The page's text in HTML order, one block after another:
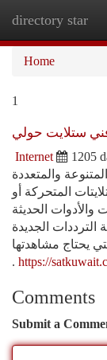
directory star
Home
1
ستلايت حولي
Internet 1205
والمتعددة
المتحركة أو
والأدوات الحديثة
الجديدة
يحتاج مشاهدتها
. https://
Comments
Submit a